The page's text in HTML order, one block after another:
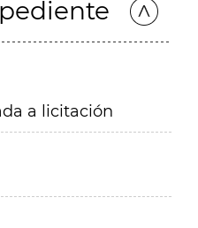
a licitación